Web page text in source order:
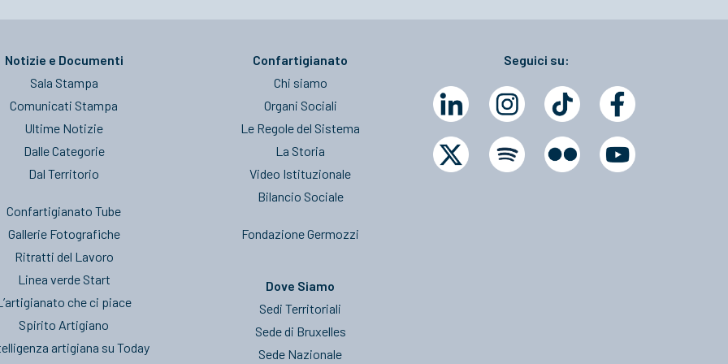
Notizie e Documenti
Sala Stampa
Comunicati Stampa
Ultime Notizie
Dalle Categorie
Dal Territorio
Confartigianato Tube
Gallerie Fotografiche
Ritratti del Lavoro
Linea verde Start
che ci piace
Spirito Artigiano
artigiana su Today
Confartigianato
Chi siamo
Organi Sociali
Le Regole del Sistema
La Storia
Video Istituzionale
Bilancio Sociale
Fondazione Germozzi
Dove Siamo
Sedi Territoriali
Sede di Bruxelles
Sede Nazionale
Seguici su: